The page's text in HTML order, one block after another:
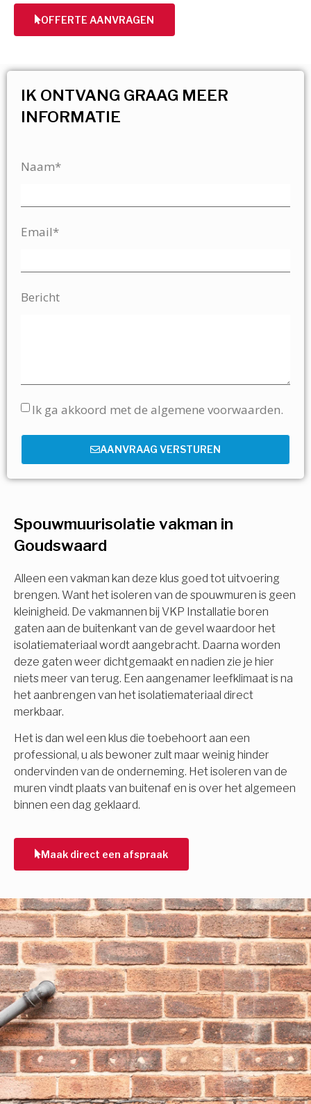
OFFERTE AANVRAGEN
Spouwmuurisolatie vakman in
Goudswaard
Alleen een vakman kan deze klus goed tot uitvoering
brengen. Want het isoleren van de spouwmuren is geen
kleinigheid. De vakmannen bij VKP Installatie boren
gaten aan de buitenkant van de gevel waardoor het
isolatiemateriaal wordt aangebracht. Daarna worden
deze gaten weer dichtgemaakt en nadien zie je hier
niets meer van terug. Een aangenamer leefklimaat is na
het aanbrengen van het isolatiemateriaal direct
merkbaar.
Het is dan wel een klus die toebehoort aan een
professional, u als bewoner zult maar weinig hinder
ondervinden van de onderneming. Het isoleren van de
muren vindt plaats van buitenaf en is over het algemeen
binnen een dag geklaard.
Maak direct een afspraak
IK ONTVANG GRAAG MEER
INFORMATIE
Naam*
Email*
Bericht
Ik ga akkoord met de algemene voorwaarden.
AANVRAAG VERSTUREN